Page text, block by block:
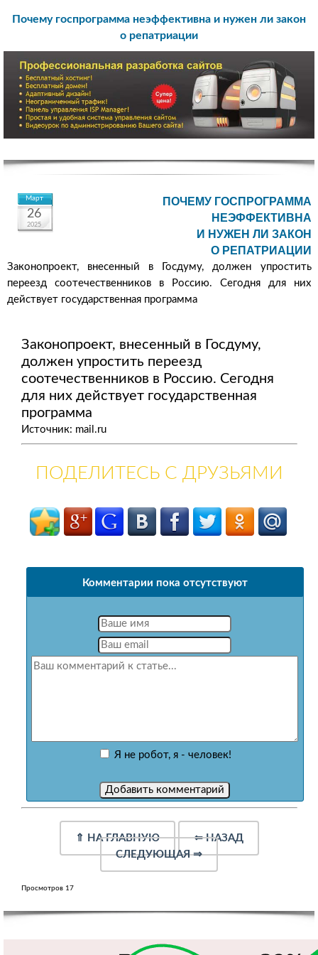
Почему госпрограмма неэффективна и нужен ли закон
о репатриации
Март
26
2025
ПОЧЕМУ ГОСПРОГРАММА
НЕЭФФЕКТИВНА
И НУЖЕН ЛИ ЗАКОН
О РЕПАТРИАЦИИ
Законопроект, внесенный в Госдуму, должен упростить
переезд соотечественников в Россию. Сегодня для них
действует государственная программа
Законопроект, внесенный в Госдуму,
должен упростить переезд
соотечественников в Россию. Сегодня
для них действует государственная
программа
Источник: mail.ru
ПОДЕЛИТЕСЬ С ДРУЗЬЯМИ
Комментарии пока отсутствуют
Я не робот, я - человек!
⇑ НА ГЛАВНУЮ ⇐НАЗАД
СЛЕДУЮЩАЯ⇒
Просмотров 17